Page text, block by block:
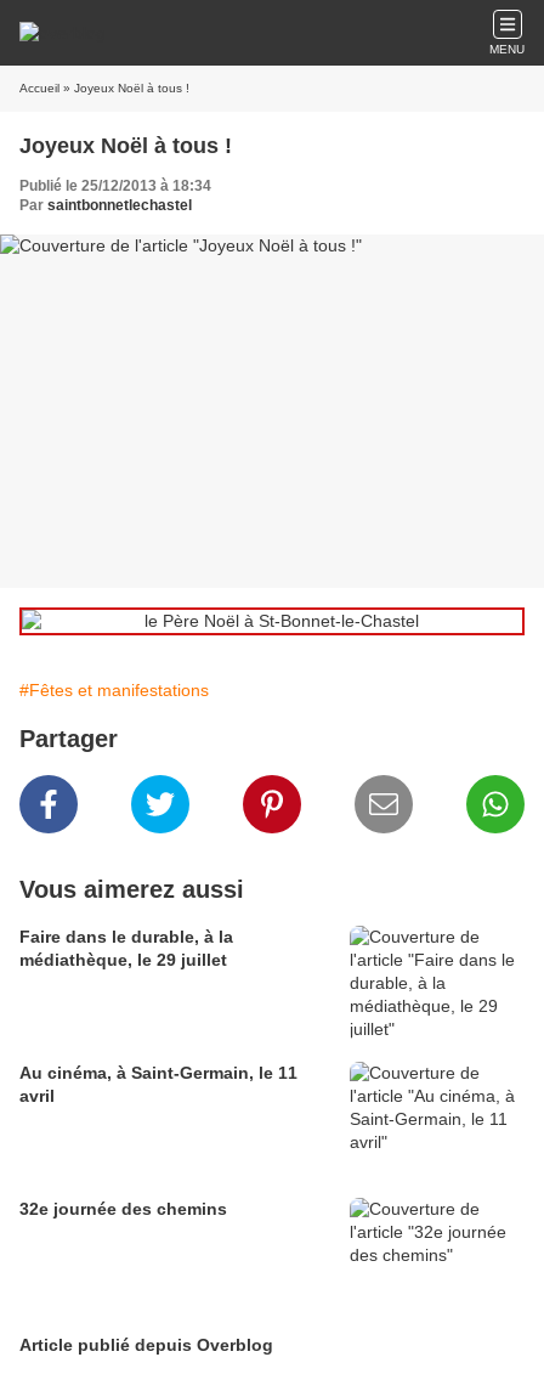
MENU
Accueil » Joyeux Noël à tous !
Joyeux Noël à tous !
Publié le 25/12/2013 à 18:34
Par saintbonnetlechastel
#Fêtes et manifestations
Partager
Vous aimerez aussi
Faire dans le durable, à la
médiathèque, le 29 juillet
Au cinéma, à Saint-Germain, le 11
avril
32e journée des chemins
Article publié depuis Overblog